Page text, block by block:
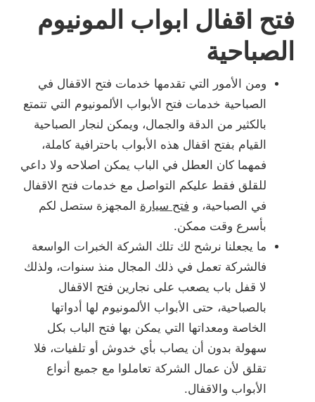
فتح اقفال ابواب المونيوم
الصباحية
ومن الأمور التي تقدمها خدمات فتح الاقفال في
الصباحية خدمات فتح الأبواب الألمونيوم التي تتمتع
بالكثير من الدقة والجمال، ويمكن لنجار الصباحية
القيام بفتح اقفال هذه الأبواب باحترافية كاملة،
فمهما كان العطل في الباب يمكن اصلاحه ولا داعي
للقلق فقط عليكم التواصل مع خدمات فتح الاقفال
في الصباحية، و فتح سيارة المجهزة ستصل لكم
بأسرع وقت ممكن.
ما يجعلنا نرشح لك تلك الشركة الخبرات الواسعة
فالشركة تعمل في ذلك المجال منذ سنوات، ولذلك
لا قفل باب يصعب على نجارين فتح الاقفال
بالصباحية، حتى الأبواب الألمونيوم لها أدواتها
الخاصة ومعداتها التي يمكن بها فتح الباب بكل
سهولة بدون أن يصاب بأي خدوش أو تلفيات، فلا
تقلق لأن عمال الشركة تعاملوا مع جميع أنواع
الأبواب والاقفال.